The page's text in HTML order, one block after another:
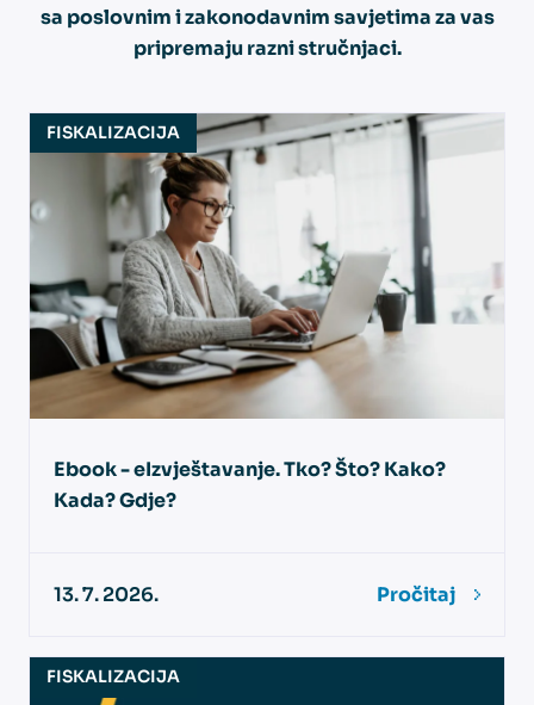
sa poslovnim i zakonodavnim savjetima za vas
pripremaju razni stručnjaci.
FISKALIZACIJA
Ebook - eIzvještavanje. Tko? Što? Kako?
Kada? Gdje?
13. 7. 2026. Pročitaj
FISKALIZACIJA